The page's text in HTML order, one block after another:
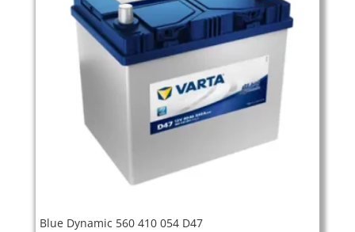
Blue Dynamic 560 410 054 D47